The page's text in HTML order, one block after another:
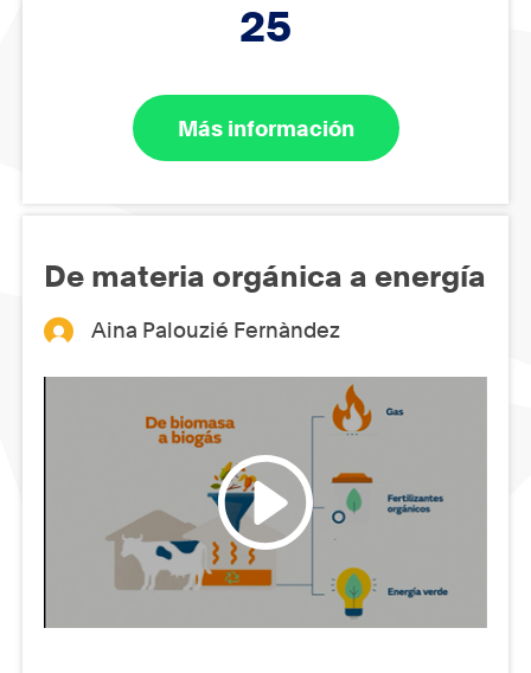
25
Más información
De materia orgánica a energía
Aina Palouzié Fernàndez